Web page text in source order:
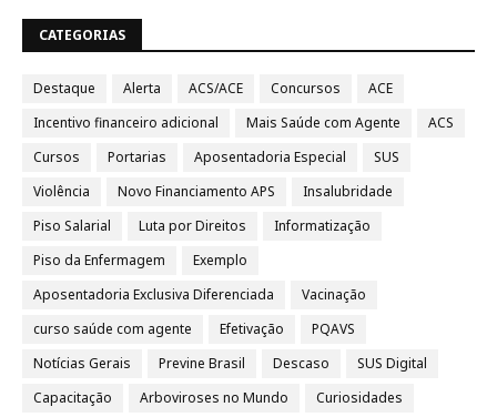
CATEGORIAS
Destaque Alerta ACS/ACE Concursos
ACE
Incentivo financeiro adicional
Mais Saúde com Agente
ACS
Cursos
Portarias Aposentadoria Especial
SUS
Violência
Novo Financiamento APS
Insalubridade
Piso Salarial
Luta por Direitos
Informatização
Piso da Enfermagem
Exemplo
Aposentadoria Exclusiva Diferenciada
Vacinação
curso saúde com agente
Efetivação
PQAVS
Notícias Gerais
Previne Brasil Descaso
SUS Digital
Capacitação
Arboviroses no Mundo
Curiosidades